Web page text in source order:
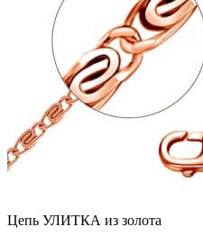
Цепь УЛИТКА из золота